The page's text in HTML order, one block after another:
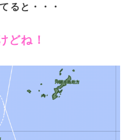
ると・・・
どね！